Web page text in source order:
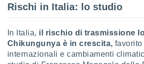
su
e/o
Rischi in Italia: lo studio
In Italia, il rischio di trasmissione
Chikungunya è in crescita,
internazionali e cambiamenti